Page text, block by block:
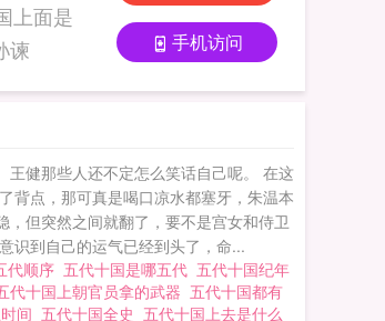
谏
手机访问
健那些人还不定怎么笑话自己呢。 在这
背点，那可真是喝口凉水都塞牙，朱温本
但突然之间就翻了，要不是宫女和侍卫
识到自己的运气已经到头了，命...
代顺序 五代十国是哪五代 五代十国纪年
代十国上朝官员拿的武器 五代十国都有
间 五代十国全史 五代十国上去是什么